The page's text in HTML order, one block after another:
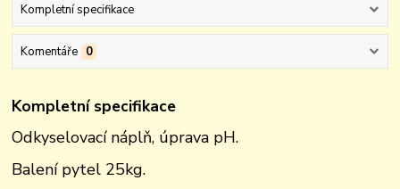
Kompletní specifikace
Komentáře 0
Kompletní specifikace
Odkyselovací náplň, úprava pH.
Balení pytel 25kg.